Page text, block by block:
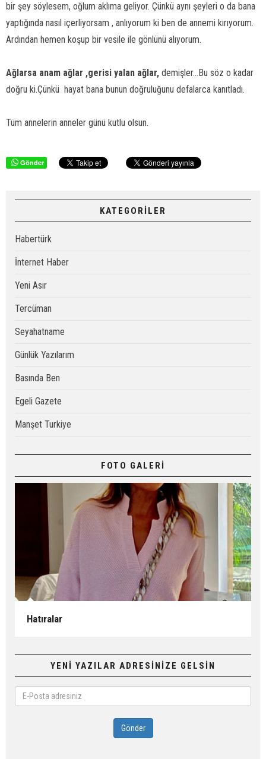
bir şey söylesem, oğlum aklıma geliyor. Çünkü aynı şeyleri o da bana
yaptığında nasıl içerliyorsam , anlıyorum ki ben de annemi kırıyorum.
Ardından hemen koşup bir vesile ile gönlünü alıyorum.
Ağlarsa anam ağlar ,gerisi yalan ağlar, demişler…Bu söz o kadar
doğru ki.Çünkü hayat bana bunun doğruluğunu defalarca kanıtladı.
Tüm annelerin anneler günü kutlu olsun.
Gönder
KATEGORİLER
Habertürk
İnternet Haber
Yeni Asır
Tercüman
Seyahatname
Günlük Yazılarım
Basında Ben
Egeli Gazete
Manşet Turkiye
FOTO GALERİ
Hatıralar
YENİ YAZILAR ADRESİNİZE GELSİN
Posta
adresiniz
Gönder